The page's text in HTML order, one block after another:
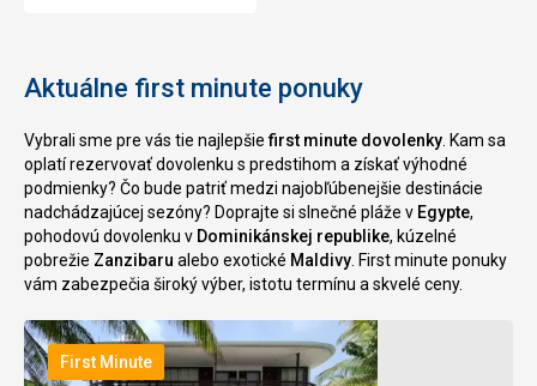
Aktuálne first minute ponuky
Vybrali sme pre vás tie najlepšiefirst minute dovolenky . Kam sa
oplatí rezervovať dovolenku s predstihom a získať výhodné
podmienky? Čo bude patriť medzi najobľúbenejšie destinácie
nadchádzajúcej sezóny? Doprajte si slnečné pláže v Egypte,
pohodovú dovolenku v Dominikánskej republike, kúzelné
pobrežie Zanzibaru alebo exotické Maldivy . First minute ponuky
vám zabezpečia široký výber, istotu termínu a skvelé ceny.
First Minute